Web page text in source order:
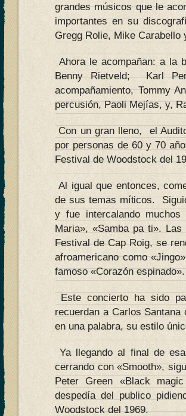
grandes músicos que le
importantes en su
Gregg Rolie, Mike Carabello
Ahora le acompañan: a la
Benny Rietveld; Karl
acompañamiento, Tommy
percusión, Paoli Mejías, y,
Con un gran lleno, el
por personas de 60 y 70
Festival de Woodstock del
Al igual que entonces,
de sus temas míticos.
y fue intercalando
Maria», «Samba pa ti».
Festival de Cap Roig, se
afroamericano como
famoso «Corazón espinado».
Este concierto ha sido
recuerdan a Carlos
en una palabra, su estilo
Ya llegando al final de
cerrando con «Smooth»,
Peter Green «Black
despedía del publico
Woodstock del 1969.